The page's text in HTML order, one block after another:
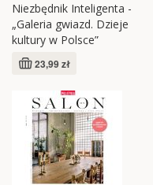
Niezbędnik Inteligenta -
„Galeria gwiazd. Dzieje
kultury w Polsce”
23,99 zł